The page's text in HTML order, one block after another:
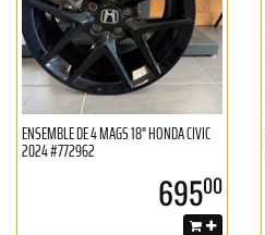
ENSEMBLE DE 4 MAGS 18" HONDA CIVIC
2024 #772962
69500